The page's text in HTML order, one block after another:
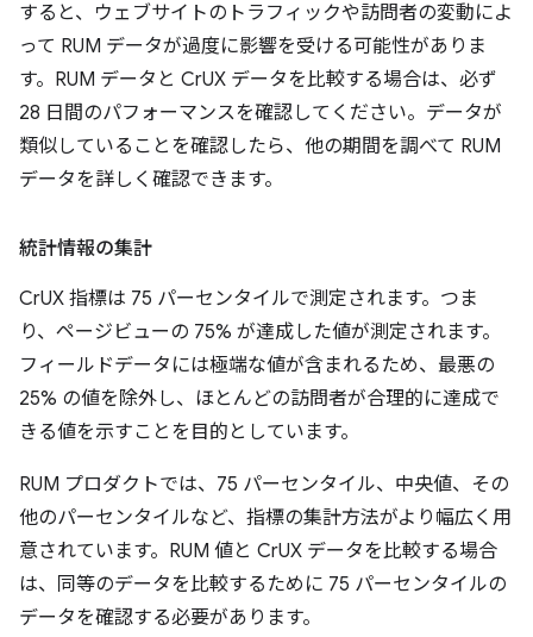
すると、ウェブサイトのトラフィックや訪問者の変動によ
って RUM データが過度に影響を受ける可能性がありま
す。RUM データと CrUX データを比較する場合は、必ず
28 日間のパフォーマンスを確認してください。データが
類似していることを確認したら、他の期間を調べて RUM
データを詳しく確認できます。
統計情報の集計
CrUX 指標は 75 パーセンタイルで測定されます。つま
り、ページビューの 75% が達成した値が測定されます。
フィールドデータには極端な値が含まれるため、最悪の
25% の値を除外し、ほとんどの訪問者が合理的に達成で
きる値を示すことを目的としています。
RUM プロダクトでは、75 パーセンタイル、中央値、その
他のパーセンタイルなど、指標の集計方法がより幅広く用
意されています。RUM 値と CrUX データを比較する場合
は、同等のデータを比較するために 75 パーセンタイルの
データを確認する必要があります。